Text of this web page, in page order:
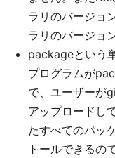
ラリのバージョ
ラリのバージョ
packageという
プログラムが
で、ユーザーが
アップロードし
たすべてのパッ
トールできるの